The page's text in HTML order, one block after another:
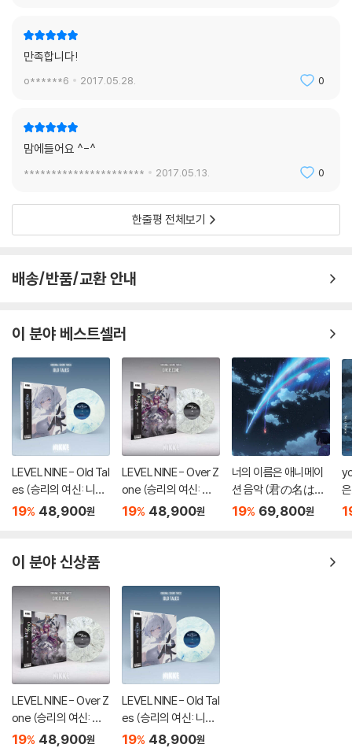
만족합니다!
o******6 2017.05.28. 0
맘에들어요 ^-^
********************** 2017.05.13. 0
한줄평 전체보기
배송/반품/교환 안내
이 분야 베스트셀러
LEVEL NINE - Old Tal
es (승리의 여신: 니케
OST) [마블 컬러 LP]
19% 48,900원
LEVEL NINE - Over Z
one (승리의 여신: 니
케 OST) [마블 컬러 L
19% 48,900원
너의 이름은 애니메이
션 음악 (君の名は。/
your name. OST by
19% 69,800원
(
이 분야 신상품
LEVEL NINE - Over Z
one (승리의 여신: 니
케 OST) [마블 컬러 L
19% 48,900원
LEVEL NINE - Old Tal
es (승리의 여신: 니케
OST) [마블 컬러 LP]
19% 48,900원